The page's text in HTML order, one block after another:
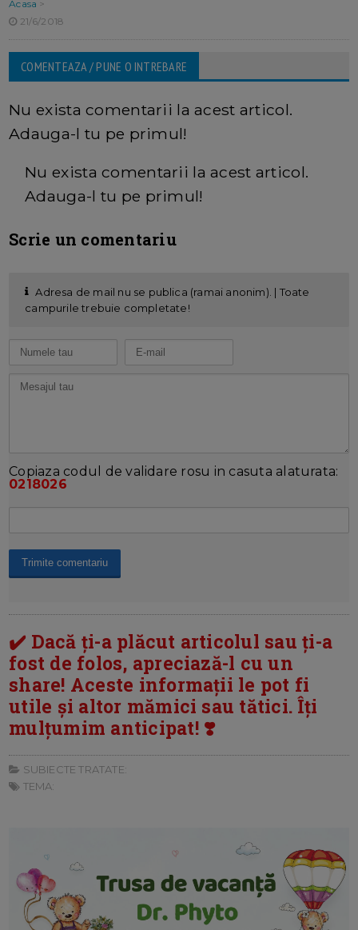
Acasa >
21/6/2018
COMENTEAZA / PUNE O INTREBARE
Nu exista comentarii la acest articol.
Adauga-l tu pe primul!
Nu exista comentarii la acest articol.
Adauga-l tu pe primul!
Scrie un comentariu
Adresa de mail nu se publica (ramai anonim). | Toate
campurile trebuie completate!
Copiaza codul de validare rosu in casuta alaturata:
0218026
✔️ Dacă ți-a plăcut articolul sau ți-a
fost de folos, apreciază-l cu un
share! Aceste informații le pot fi
utile și altor mămici sau tătici. Îți
mulțumim anticipat! ❣️
SUBIECTE TRATATE:
TEMA: